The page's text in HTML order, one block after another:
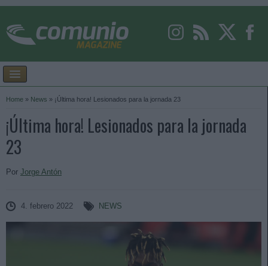
Home » News » ¡Última hora! Lesionados para la jornada 23
¡Última hora! Lesionados para la jornada
23
Por Jorge Antón
4. febrero 2022 NEWS